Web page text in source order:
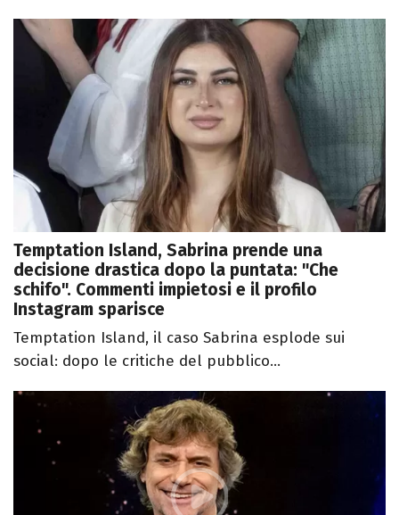
Temptation Island, Sabrina prende una
decisione drastica dopo la puntata: "Che
schifo". Commenti impietosi e il profilo
Instagram sparisce
Temptation Island, il caso Sabrina esplode sui
social: dopo le critiche del pubblico...